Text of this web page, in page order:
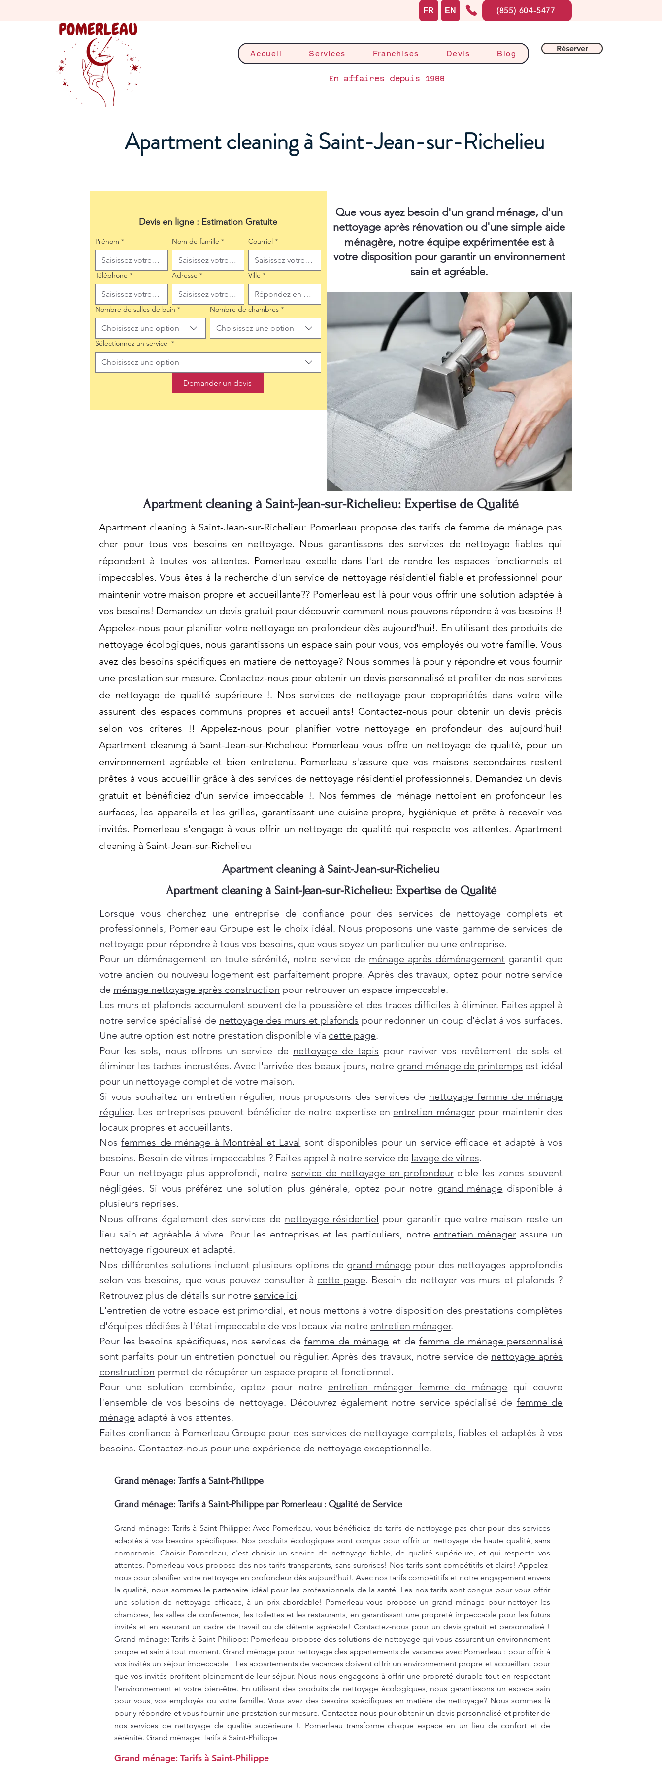
Accueil Services Franchises Devis Blog
Réserver
En affaires depuis 1988
FR EN (855) 604-5477
Apartment cleaning à Saint-Jean-sur-Richelieu
Devis en ligne : Estimation Gratuite
Prénom * Nom de famille * Courriel *
Téléphone * Adresse * Ville *
Nombre de salles de bain *
Choisissez une option
Nombre de chambres *
Choisissez une option
Sélectionnez un service *
Choisissez une option
Demander un devis
Que vous ayez besoin d'un grand ménage, d'un
nettoyage après rénovation ou d'une simple aide
ménagère, notre équipe expérimentée est à
votre disposition pour garantir un environnement
sain et agréable.
Apartment cleaning à Saint-Jean-sur-Richelieu: Expertise de Qualité
Apartment cleaning à Saint-Jean-sur-Richelieu: Pomerleau propose des tarifs de femme de ménage pas
cher pour tous vos besoins en nettoyage. Nous garantissons des services de nettoyage fiables qui
répondent à toutes vos attentes. Pomerleau excelle dans l'art de rendre les espaces fonctionnels et
impeccables. Vous êtes à la recherche d'un service de nettoyage résidentiel fiable et professionnel pour
maintenir votre maison propre et accueillante?? Pomerleau est là pour vous offrir une solution adaptée à
vos besoins! Demandez un devis gratuit pour découvrir comment nous pouvons répondre à vos besoins !!
Appelez-nous pour planifier votre nettoyage en profondeur dès aujourd'hui!. En utilisant des produits de
nettoyage écologiques, nous garantissons un espace sain pour vous, vos employés ou votre famille. Vous
avez des besoins spécifiques en matière de nettoyage? Nous sommes là pour y répondre et vous fournir
une prestation sur mesure. Contactez-nous pour obtenir un devis personnalisé et profiter de nos services
de nettoyage de qualité supérieure !. Nos services de nettoyage pour copropriétés dans votre ville
assurent des espaces communs propres et accueillants! Contactez-nous pour obtenir un devis précis
selon vos critères !! Appelez-nous pour planifier votre nettoyage en profondeur dès aujourd'hui!
Apartment cleaning à Saint-Jean-sur-Richelieu: Pomerleau vous offre un nettoyage de qualité, pour un
environnement agréable et bien entretenu. Pomerleau s'assure que vos maisons secondaires restent
prêtes à vous accueillir grâce à des services de nettoyage résidentiel professionnels. Demandez un devis
gratuit et bénéficiez d'un service impeccable !. Nos femmes de ménage nettoient en profondeur les
surfaces, les appareils et les grilles, garantissant une cuisine propre, hygiénique et prête à recevoir vos
invités. Pomerleau s'engage à vous offrir un nettoyage de qualité qui respecte vos attentes. Apartment
cleaning à Saint-Jean-sur-Richelieu
Apartment cleaning à Saint-Jean-sur-Richelieu
Apartment cleaning à Saint-Jean-sur-Richelieu: Expertise de Qualité
Lorsque vous cherchez une entreprise de confiance pour des services de nettoyage complets et
professionnels, Pomerleau Groupe est le choix idéal. Nous proposons une vaste gamme de services de
nettoyage pour répondre à tous vos besoins, que vous soyez un particulier ou une entreprise.
Pour un déménagement en toute sérénité, notre service de ménage après déménagement garantit que
votre ancien ou nouveau logement est parfaitement propre. Après des travaux, optez pour notre service
de ménage nettoyage après construction pour retrouver un espace impeccable.
Les murs et plafonds accumulent souvent de la poussière et des traces difficiles à éliminer. Faites appel à
notre service spécialisé de nettoyage des murs et plafonds pour redonner un coup d'éclat à vos surfaces.
Une autre option est notre prestation disponible via cette page.
Pour les sols, nous offrons un service de nettoyage de tapis pour raviver vos revêtement de sols et
éliminer les taches incrustées. Avec l'arrivée des beaux jours, notre grand ménage de printemps est idéal
pour un nettoyage complet de votre maison.
Si vous souhaitez un entretien régulier, nous proposons des services de nettoyage femme de ménage
régulier. Les entreprises peuvent bénéficier de notre expertise en entretien ménagerpour maintenir des
locaux propres et accueillants.
Nosfemmes de ménage à Montréal et Laval sont disponibles pour un service efficace et adapté à vos
besoins. Besoin de vitres impeccables ? Faites appel à notre service de lavage de vitres.
Pour un nettoyage plus approfondi, notreservice de nettoyage en profondeurcible les zones souvent
négligées. Si vous préférez une solution plus générale, optez pour notre grand ménage disponible à
plusieurs reprises.
Nous offrons également des services de nettoyage résidentiel pour garantir que votre maison reste un
lieu sain et agréable à vivre. Pour les entreprises et les particuliers, notre entretien ménagerassure un
nettoyage rigoureux et adapté.
Nos différentes solutions incluent plusieurs options de grand ménage pour des nettoyages approfondis
selon vos besoins, que vous pouvez consulter à cette page. Besoin de nettoyer vos murs et plafonds ?
Retrouvez plus de détails sur notre service ici.
L'entretien de votre espace est primordial, et nous mettons à votre disposition des prestations complètes
d'équipes dédiées à l'état impeccable de vos locaux via notre entretien ménager.
Pour les besoins spécifiques, nos services de femme de ménage et de femme de ménage personnalisé
sont parfaits pour un entretien ponctuel ou régulier. Après des travaux, notre service de nettoyage après
construction permet de récupérer un espace propre et fonctionnel.
Pour une solution combinée, optez pour notre entretien ménager femme de ménage qui couvre
l'ensemble de vos besoins de nettoyage. Découvrez également notre service spécialisé de femme de
ménage adapté à vos attentes.
Faites confiance à Pomerleau Groupe pour des services de nettoyage complets, fiables et adaptés à vos
besoins. Contactez-nous pour une expérience de nettoyage exceptionnelle.
Grand ménage: Tarifs à Saint-Philippe
Grand ménage: Tarifs à Saint-Philippe par Pomerleau : Qualité de Service
Grand ménage: Tarifs à Saint-Philippe: Avec Pomerleau, vous bénéficiez de tarifs de nettoyage pas cher pour des services
adaptés à vos besoins spécifiques. Nos produits écologiques sont conçus pour offrir un nettoyage de haute qualité, sans
compromis. Choisir Pomerleau, c'est choisir un service de nettoyage fiable, de qualité supérieure, et qui respecte vos
attentes. Pomerleau vous propose des nos tarifs transparents, sans surprises! Nos tarifs sont compétitifs et clairs! Appelez-
nous pour planifier votre nettoyage en profondeur dès aujourd'hui!. Avec nos tarifs compétitifs et notre engagement envers
la qualité, nous sommes le partenaire idéal pour les professionnels de la santé. Les nos tarifs sont conçus pour vous offrir
une solution de nettoyage efficace, à un prix abordable! Pomerleau vous propose un grand ménage pour nettoyer les
chambres, les salles de conférence, les toilettes et les restaurants, en garantissant une propreté impeccable pour les futurs
invités et en assurant un cadre de travail ou de détente agréable! Contactez-nous pour un devis gratuit et personnalisé !
Grand ménage: Tarifs à Saint-Philippe: Pomerleau propose des solutions de nettoyage qui vous assurent un environnement
propre et sain à tout moment. Grand ménage pour nettoyage des appartements de vacances avec Pomerleau : pour offrir à
vos invités un séjour impeccable ! Les appartements de vacances doivent offrir un environnement propre et accueillant pour
que vos invités profitent pleinement de leur séjour. Nous nous engageons à offrir une propreté durable tout en respectant
l'environnement et votre bien-être. En utilisant des produits de nettoyage écologiques, nous garantissons un espace sain
pour vous, vos employés ou votre famille. Vous avez des besoins spécifiques en matière de nettoyage? Nous sommes là
pour y répondre et vous fournir une prestation sur mesure. Contactez-nous pour obtenir un devis personnalisé et profiter de
nos services de nettoyage de qualité supérieure !. Pomerleau transforme chaque espace en un lieu de confort et de
sérénité. Grand ménage: Tarifs à Saint-Philippe
Grand ménage: Tarifs à Saint-Philippe